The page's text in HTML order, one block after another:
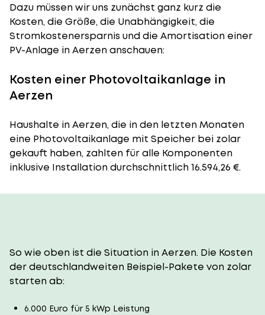
Dazu müssen wir uns zunächst ganz kurz die
Kosten, die Größe, die Unabhängigkeit, die
Stromkostenersparnis und die Amortisation einer
PV-Anlage in Aerzen anschauen:
Kosten einer Photovoltaikanlage in
Aerzen
Haushalte in Aerzen, die in den letzten Monaten
eine Photovoltaikanlage mit Speicher bei zolar
gekauft haben, zahlten für alle Komponenten
inklusive Installation durchschnittlich 16.594,26 €.
So wie oben ist die Situation in Aerzen. Die Kosten
der deutschlandweiten Beispiel-Pakete von zolar
starten ab:
6.000 Euro für 5 kWp Leistung